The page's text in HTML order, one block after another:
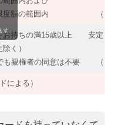
度額の範囲内
（
持ちの満15歳以上
除く）
も親権者の同意は不要
安定し
（
による）
す